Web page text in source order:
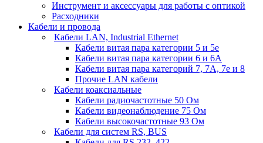
Инструмент и аксессуары для работы с оптикой
Расходники
Кабели и провода
Кабели LAN, Industrial Ethernet
Кабели витая пара категории 5 и 5е
Кабели витая пара категории 6 и 6A
Кабели витая пара категорий 7, 7А, 7е и 8
Прочие LAN кабели
Кабели коаксиальные
Кабели радиочастотные 50 Ом
Кабели видеонаблюдение 75 Ом
Кабели высокочастотные 93 Ом
Кабели для систем RS, BUS